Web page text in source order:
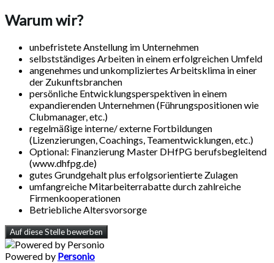
Warum wir?
unbefristete Anstellung im Unternehmen
selbstständiges Arbeiten in einem erfolgreichen Umfeld
angenehmes und unkompliziertes Arbeitsklima in einer
der Zukunftsbranchen
persönliche Entwicklungsperspektiven in einem
expandierenden Unternehmen (Führungspositionen wie
Clubmanager, etc.)
regelmäßige interne/ externe Fortbildungen
(Lizenzierungen, Coachings, Teamentwicklungen, etc.)
Optional: Finanzierung Master DHfPG berufsbegleitend
(www.dhfpg.de)
gutes Grundgehalt plus erfolgsorientierte Zulagen
umfangreiche Mitarbeiterrabatte durch zahlreiche
Firmenkooperationen
Betriebliche Altersvorsorge
Auf diese Stelle bewerben
Powered by Personio